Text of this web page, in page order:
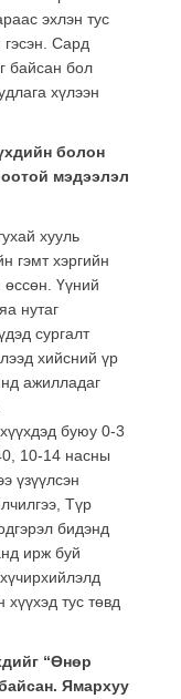
эхлэн тус
Сард
байсан бол
хүлээн
болон
мэдээлэл
хууль
гэмт хэргийн
өссөн. Үүний
нутаг
сургалт
хийсний үр
ажилладаг
буюу 0-3
10-14 насны
үзүүлсэн
Түр
бидэнд
ирж буй
тус төвд
“Өнөр
Ямархуу